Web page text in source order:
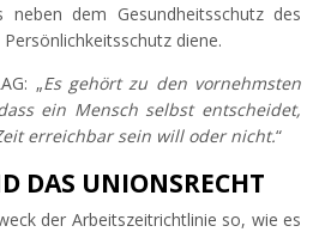
dem Gesundheitsschutz des
diene.
„Es gehört zu den vornehmsten
ein Mensch selbst entscheidet,
erreichbar sein will oder nicht.“
DAS UNIONSRECHT
der Arbeitszeitrichtlinie so, wie es